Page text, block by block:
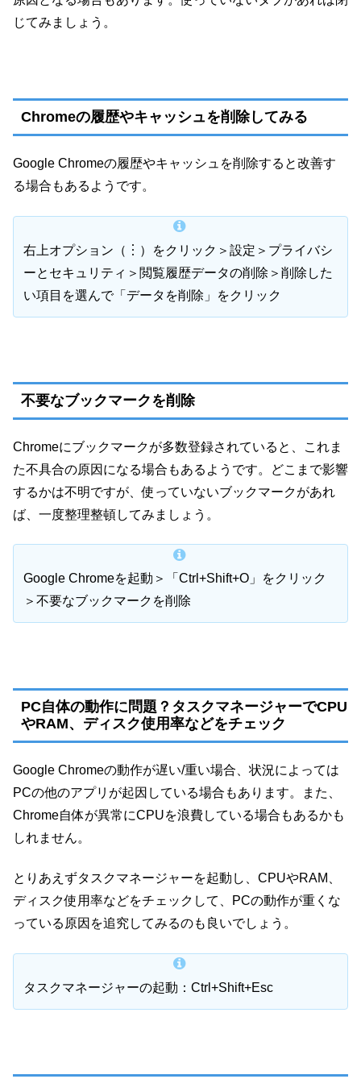
じてみましょう。
Chromeの履歴やキャッシュを削除してみる
Google Chromeの履歴やキャッシュを削除すると改善す
る場合もあるようです。
右上オプション（︙）をクリック＞設定＞プライバシ
ーとセキュリティ＞閲覧履歴データの削除＞削除した
い項目を選んで「データを削除」をクリック
不要なブックマークを削除
Chromeにブックマークが多数登録されていると、これま
た不具合の原因になる場合もあるようです。どこまで影響
するかは不明ですが、使っていないブックマークがあれ
ば、一度整理整頓してみましょう。
Google Chromeを起動＞「Ctrl+Shift+O」をクリック
＞不要なブックマークを削除
PC自体の動作に問題？タスクマネージャーでCPU
やRAM、ディスク使用率などをチェック
Google Chromeの動作が遅い/重い場合、状況によっては
PCの他のアプリが起因している場合もあります。また、
Chrome自体が異常にCPUを浪費している場合もあるかも
しれません。
とりあえずタスクマネージャーを起動し、CPUやRAM、
ディスク使用率などをチェックして、PCの動作が重くな
っている原因を追究してみるのも良いでしょう。
タスクマネージャーの起動：Ctrl+Shift+Esc